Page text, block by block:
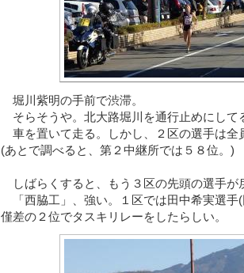
堀川紫明の手前で渋滞。
そらそうや。北大路堀川を通行止めにして
車を置いて走る。しかし、２区の選手は全
(あとで調べると、第２中継所では５８位。)
しばらくすると、もう３区の先頭の選手が
「西脇工」、強い。１区では田中希実選手
僅差の２位でタスキリレーをしたらしい。